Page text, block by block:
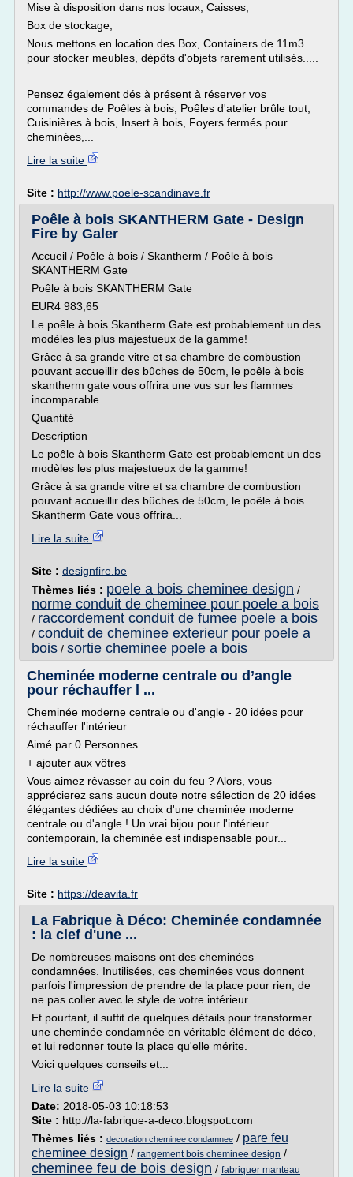
Mise à disposition dans nos locaux, Caisses,
Box de stockage,
Nous mettons en location des Box, Containers de 11m3
pour stocker meubles, dépôts d'objets rarement utilisés.....
Pensez également dés à présent à réserver vos
commandes de Poêles à bois, Poêles d'atelier brûle tout,
Cuisinières à bois, Insert à bois, Foyers fermés pour
cheminées,...
Lire la suite
Site : http://www.poele-scandinave.fr
Poêle à bois SKANTHERM Gate - Design
Fire by Galer
Accueil / Poêle à bois / Skantherm / Poêle à bois
SKANTHERM Gate
Poêle à bois SKANTHERM Gate
EUR4 983,65
Le poêle à bois Skantherm Gate est probablement un des
modèles les plus majestueux de la gamme!
Grâce à sa grande vitre et sa chambre de combustion
pouvant accueillir des bûches de 50cm, le poêle à bois
skantherm gate vous offrira une vus sur les flammes
incomparable.
Quantité
Description
Le poêle à bois Skantherm Gate est probablement un des
modèles les plus majestueux de la gamme!
Grâce à sa grande vitre et sa chambre de combustion
pouvant accueillir des bûches de 50cm, le poêle à bois
Skantherm Gate vous offrira...
Lire la suite
Site : designfire.be
Thèmes liés : poele a bois cheminee design /
norme conduit de cheminee pour poele a bois
/ raccordement conduit de fumee poele a bois
/ conduit de cheminee exterieur pour poele a
bois / sortie cheminee poele a bois
Cheminée moderne centrale ou d’angle
pour réchauffer l ...
Cheminée moderne centrale ou d'angle - 20 idées pour
réchauffer l'intérieur
Aimé par 0 Personnes
+ ajouter aux vôtres
Vous aimez rêvasser au coin du feu ? Alors, vous
apprécierez sans aucun doute notre sélection de 20 idées
élégantes dédiées au choix d'une cheminée moderne
centrale ou d'angle ! Un vrai bijou pour l'intérieur
contemporain, la cheminée est indispensable pour...
Lire la suite
Site : https://deavita.fr
La Fabrique à Déco: Cheminée condamnée
: la clef d'une ...
De nombreuses maisons ont des cheminées
condamnées. Inutilisées, ces cheminées vous donnent
parfois l'impression de prendre de la place pour rien, de
ne pas coller avec le style de votre intérieur...
Et pourtant, il suffit de quelques détails pour transformer
une cheminée condamnée en véritable élément de déco,
et lui redonner toute la place qu'elle mérite.
Voici quelques conseils et...
Lire la suite
Date: 2018-05-03 10:18:53
Site : http://la-fabrique-a-deco.blogspot.com
Thèmes liés : decoration cheminee condamnee / pare feu
cheminee design / rangement bois cheminee design /
cheminee feu de bois design / fabriquer manteau